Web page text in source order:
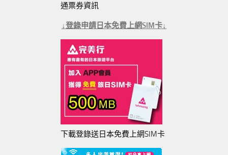
通票券資訊
↓登錄申請日本免費上網SIM卡↓
下載登錄送日本免費上網SIM卡